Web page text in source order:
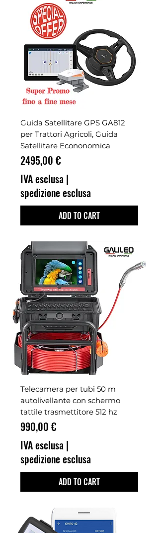
Guida Satellitare GPS GA812
per Trattori Agricoli, Guida
Satellitare Econonomica
Prezzo
2495,00 €
IVA esclusa |
spedizione esclusa
ADD TO CART
Telecamera per tubi 50 m
autolivellante con schermo
tattile trasmettitore 512 hz
Prezzo
990,00 €
IVA esclusa |
spedizione esclusa
ADD TO CART